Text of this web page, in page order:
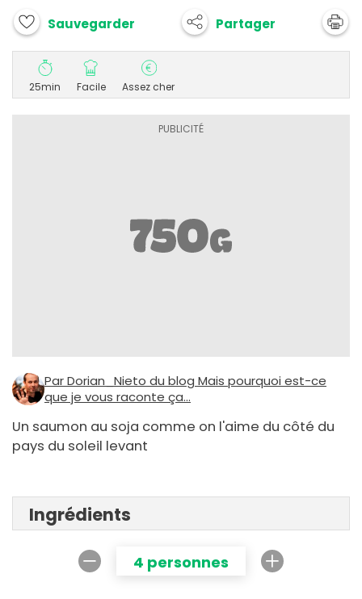
Sauvegarder Partager
25min Facile Assez cher
Par Dorian_Nieto du blog Mais pourquoi est-ce
que je vous raconte ça...
Un saumon au soja comme on l'aime du côté du
pays du soleil levant
Ingrédients
4 personnes